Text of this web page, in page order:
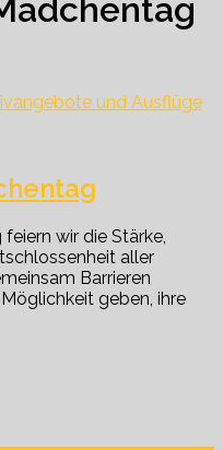
und Ausflüge
wir die Stärke,
aller
Barrieren
geben, ihre